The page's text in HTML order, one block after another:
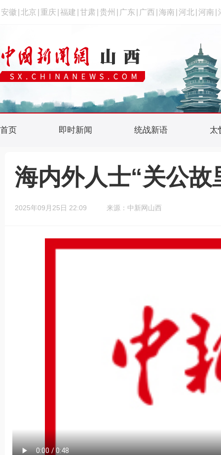
安徽 北京 重庆 福建 甘肃 贵州 广东 广西 海南 河北 河南
首页 即时新闻 统战新语 太
海内外人士“关公故
2025年09月25日 22:09 来源：中新网山西